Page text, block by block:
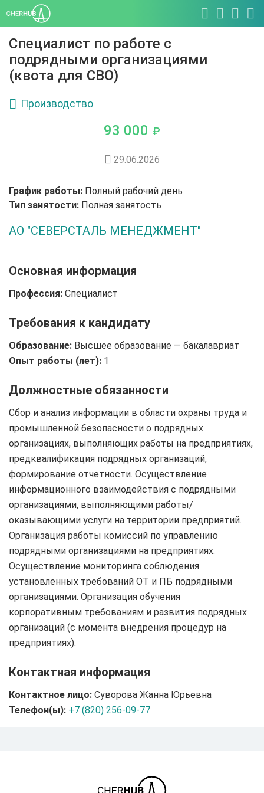
Специалист по работе с
подрядными организациями
(квота для СВО)
Производство
93 000 ₽
29.06.2026
График работы: Полный рабочий день
Тип занятости: Полная занятость
АО "СЕВЕРСТАЛЬ МЕНЕДЖМЕНТ"
Основная информация
Профессия: Специалист
Требования к кандидату
Образование: Высшее образование — бакалавриат
Опыт работы (лет): 1
Должностные обязанности
Сбор и анализ информации в области охраны труда и
промышленной безопасности о подрядных
организациях, выполняющих работы на предприятиях,
предквалификация подрядных организаций,
формирование отчетности. Осуществление
информационного взаимодействия с подрядными
организациями, выполняющими работы/
оказывающими услуги на территории предприятий.
Организация работы комиссий по управлению
подрядными организациями на предприятиях.
Осуществление мониторинга соблюдения
установленных требований ОТ и ПБ подрядными
организациями. Организация обучения
корпоративным требованиям и развития подрядных
организаций (с момента внедрения процедур на
предприятиях).
Контактная информация
Контактное лицо: Суворова Жанна Юрьевна
Телефон(ы): +7 (820) 256-09-77